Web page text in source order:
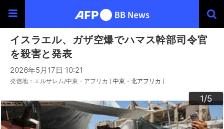
イスラエル、ガザ空爆でハマス幹部司令官
を殺害と発表
2026年5月17日 10:21
発信地：エルサレム/中東・アフリカ [ 中東・北アフリカ ]
1/5
2/5
3/5
4/5
5/5